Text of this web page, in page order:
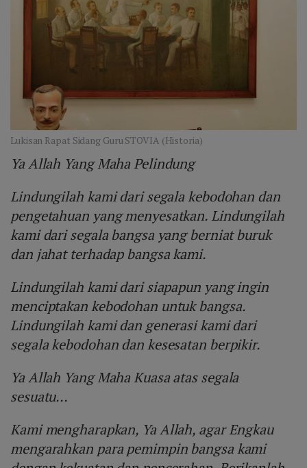
Lukisan Rapat Sidang Guru STOVIA (Historia)
Ya Allah Yang Maha Pelindung
Lindungilah kami dari segala kebodohan dan
pengetahuan yang menyesatkan. Lindungilah
kami dari segala bangsa yang berniat buruk
dan jahat terhadap bangsa kami.
Lindungilah kami dari siapapun yang ingin
menciptakan kebodohan untuk bangsa.
Lindungilah kami dan generasi kami dari
segala kebodohan dan kesesatan berpikir.
Ya Allah Yang Maha Kuasa atas segala
sesuatu…
Kami mengharapkan, Ya Allah, agar Engkau
mengarahkan para pemimpin bangsa kami